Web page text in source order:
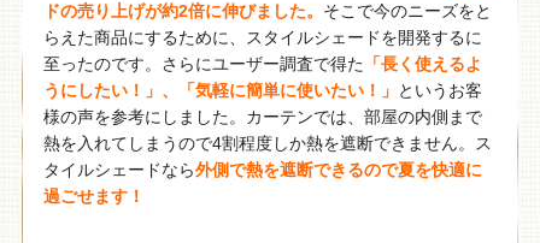
ドの売り上げが約2倍に伸びました。 そこで今のニーズをと
らえた商品にするために、スタイルシェードを開発するに
至ったのです。さらにユーザー調査で得た 「長く使えるよ
うにしたい！」、「気軽に簡単に使いたい！」 というお客
様の声を参考にしました。カーテンでは、部屋の内側まで
熱を入れてしまうので4割程度しか熱を遮断できません。ス
タイルシェードなら外側で熱を遮断できるので夏を快適に
過ごせます！